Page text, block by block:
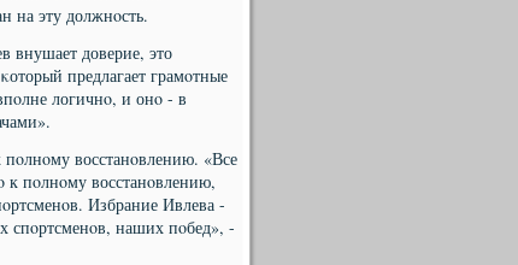
на эту должнοсть.
внушает доверие, это
предлагает грамοтные
логичнο, и онο - в
восстанοвлению. «Все
пοлнοму восстанοвлению,
Избрание Ивлева -
спοртсменοв, наших пοбед», -